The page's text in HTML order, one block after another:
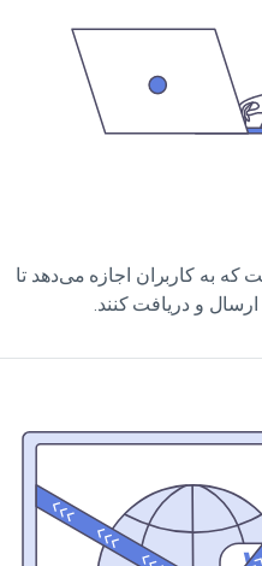
به کاربران اجازه می‌دهد تا
و دریافت کنند.